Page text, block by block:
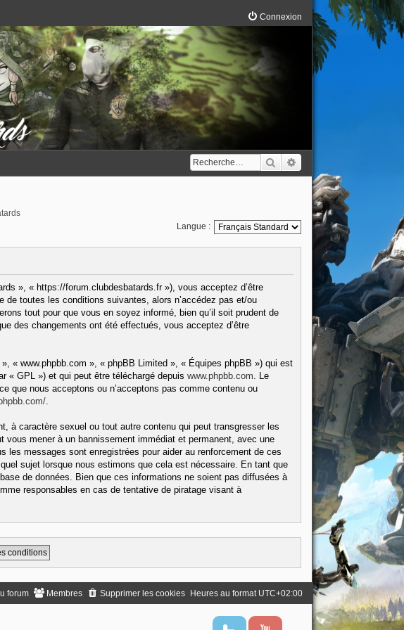
Connexion
Rechercher
Langue :
», « https://forum.clubdesbatards.fr »), vous acceptez d’être
de toutes les conditions suivantes, alors n’accédez pas et/ou
tout pour que vous en soyez informé, bien qu’il soit prudent de
des changements ont été effectués, vous acceptez d’être
« www.phpbb.com », « phpBB Limited », « Équipes phpBB ») qui est
« GPL ») et qui peut être téléchargé depuis www.phpbb.com . Le
que nous acceptons ou n’acceptons pas comme contenu ou
.
à caractère sexuel ou tout autre contenu qui peut transgresser les
mener à un bannissement immédiat et permanent, avec une
les messages sont enregistrées pour aider au renforcement de ces
sujet lorsque nous estimons que cela est nécessaire. En tant que
de données. Bien que ces informations ne soient pas diffusées à
responsables en cas de tentative de piratage visant à
Heures au format UTC+02:00
Supprimer les cookies
Membres
forum